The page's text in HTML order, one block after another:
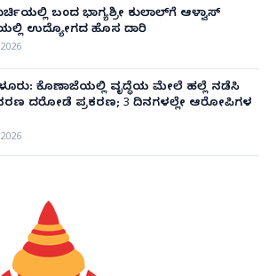
ಬಂದ ಭಾಗ್ಯಶ್ರೀ ಕುಲಾಲ್‌ಗೆ ಆಳ್ವಾಸ್
ಉದ್ಯೋಗದ ಹೊಸ ದಾರಿ
ಕೊಣಾಜೆಯಲ್ಲಿ ವೃದ್ಧೆಯ ಮೇಲೆ ಹಲ್ಲೆ ನಡೆಸಿ
ದರೋಡೆ ಪ್ರಕರಣ; 3 ದಿನಗಳಲ್ಲೇ ಆರೋಪಿಗಳ